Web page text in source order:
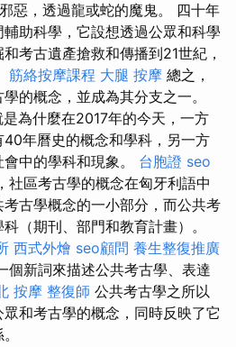
惡，透過龍或蛇的魔鬼。 四十年
助科學，它設想透過公眾和科學
考古遺產搶救和傳播到21世紀，
筋絡按摩課程 大腿 按摩 總之，
的概念，並成為其分支之一。
是為什麼在2017年的今天，一方
年曆史的概念和學科，另一方
中的學科和現象。 台胞證 seo
社區考古學的概念在匈牙利語中
古學概念的一小部分，而公共考
（期刊、部門和教育計畫）。
西式外燴 seo顧問 養生整復推廣
個新詞來描述公共考古學、表達
按摩 整復師 公共考古學之所以
和考古學的概念，同時反映了它